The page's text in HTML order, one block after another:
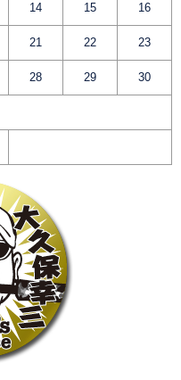
14 15 16
21 22 23
28 29 30